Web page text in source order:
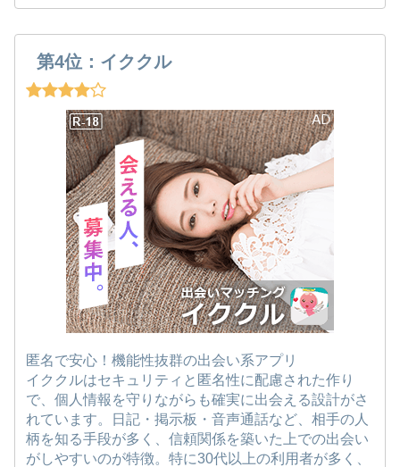
第4位：イククル
匿名で安心！機能性抜群の出会い系アプリ
イククルはセキュリティと匿名性に配慮された作り
で、個人情報を守りながらも確実に出会える設計がさ
れています。日記・掲示板・音声通話など、相手の人
柄を知る手段が多く、信頼関係を築いた上での出会い
がしやすいのが特徴。特に30代以上の利用者が多く、